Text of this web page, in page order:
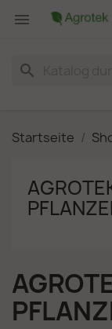

search
Startseite